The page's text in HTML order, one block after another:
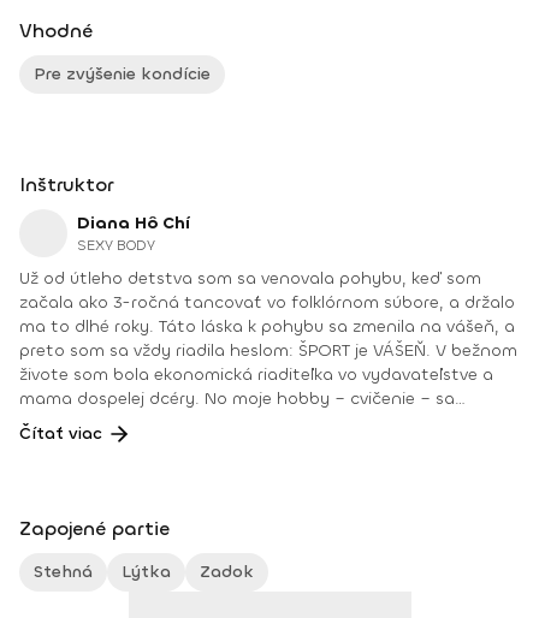
Vhodné
Pre zvýšenie kondície
Inštruktor
Diana Hô Chí
SEXY BODY
Už od útleho detstva som sa venovala pohybu, keď som
začala ako 3-ročná tancovať vo folklórnom súbore, a držalo
ma to dlhé roky. Táto láska k pohybu sa zmenila na vášeň, a
preto som sa vždy riadila heslom: ŠPORT je VÁŠEŇ. V bežnom
živote som bola ekonomická riaditeľka vo vydavateľstve a
mama dospelej dcéry. No moje hobby – cvičenie – sa
dostávalo do popredia už dlhé roky. Takmer dennodenne
som viedla skupinové tréningy a pre svojich klientov som
Fitleader – skupinový tréner nováčik 2018. No oveľa väčším
ocenením bola vždy pre mňa pozitívna spätná väzba od
klientov. • YOGA teacher RYT@200 • POWER YOGA inštruktor
Čítať viac
Zapojené partie
Stehná Lýtka Zadok